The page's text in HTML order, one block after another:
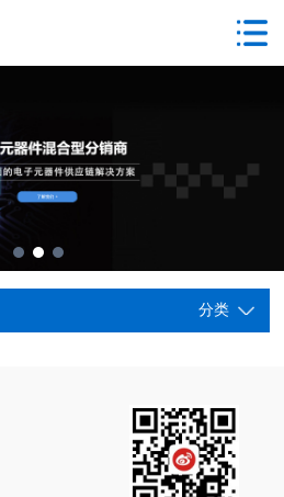
分类